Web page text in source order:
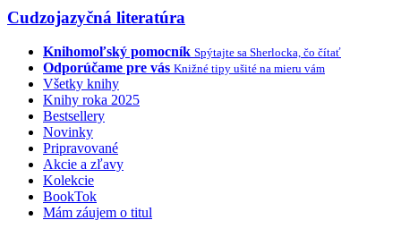
Cudzojazyčná literatúra
Knihomoľský pomocník Spýtajte sa Sherlocka, čo čítať
Odporúčame pre vás Knižné tipy ušité na mieru vám
Všetky knihy
Knihy roka 2025
Bestsellery
Novinky
Pripravované
Akcie a zľavy
Kolekcie
BookTok
Mám záujem o titul